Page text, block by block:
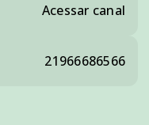
Acessar canal
21966686566